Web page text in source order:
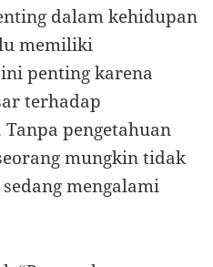
dalam kehidupan
memiliki
penting karena
terhadap
pengetahuan
mungkin tidak
mengalami